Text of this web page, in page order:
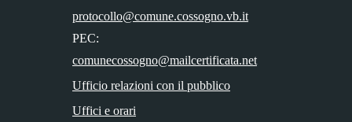
PEC:
Ufficio relazioni con il pubblico
Uffici e orari